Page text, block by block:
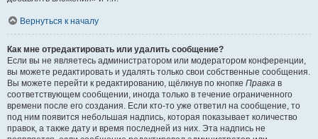
Вернуться к началу
Как мне отредактировать или удалить сообщение?
Если вы не являетесь администратором или модератором конференции,
вы можете редактировать и удалять только свои собственные сообщения.
Вы можете перейти к редактированию, щёлкнув по кнопке Правка в
соответствующем сообщении, иногда только в течение ограниченного
времени после его создания. Если кто-то уже ответил на сообщение, то
под ним появится небольшая надпись, которая показывает количество
правок, а также дату и время последней из них. Эта надпись не